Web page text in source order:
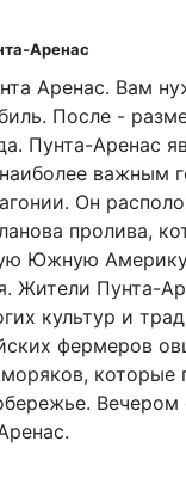
Аренас
Аренас. Вам
После -
Пунта-Аренас
важным
Он
пролива,
Южную
Жители Пунта-
культур и
фермеров
которые
Вечером